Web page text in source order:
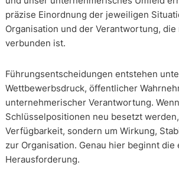
präzise Einordnung der jeweiligen
Organisation und der Verantwortung, die
verbunden ist.
Führungsentscheidungen entstehen
Wettbewerbsdruck, öffentlicher
unternehmerischer Verantwortung. Wenn
Schlüsselpositionen neu besetzt
Verfügbarkeit, sondern um Wirkung,
zur Organisation. Genau hier beginnt die
Herausforderung.